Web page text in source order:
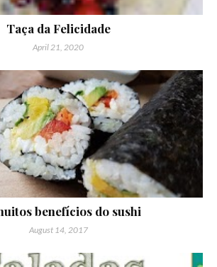
Taça da Felicidade
April 21, 2020
benefícios do sushi
August 14, 2017